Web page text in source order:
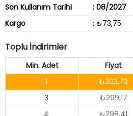
Son Kullanım Tarihi
: 08/2027
Kargo
: ₺73,75
Toplu İndirimler
Min. Adet Fiyat
1
₺303,73
3
₺299,17
4
₺298,41